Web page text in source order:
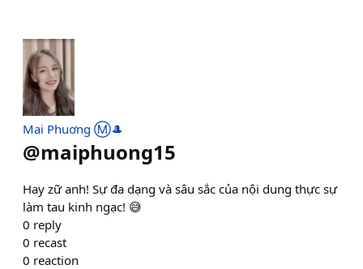
Mai Phuơng Ⓜ️🎩
@maiphuong15
Hay zữ anh! Sự đa dạng và sâu sắc của nội dung thực sự
làm tau kinh ngạc! 😅
0 reply
0 recast
0 reaction